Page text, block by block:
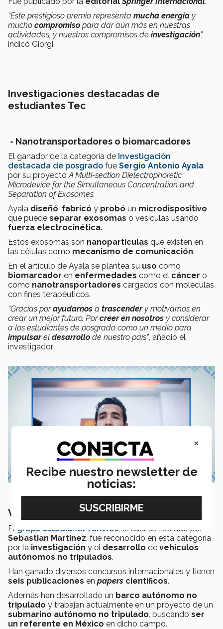
“Este prestigioso premio representa mucha energía y
mucho compromiso para dar aún más en nuestras
actividades, y nuestros compromisos de investigación”,
indicó Giorgi.
Investigaciones destacadas de
estudiantes Tec
- Nanotransportadores o biomarcadores
El ganador de la categoría de Investigación
destacada de posgrado fue Sergio Antonio Ayala
por su proyecto A Multi-section Dielectrophoretic
Microdevice for the Simultaneous Concentration and
Separation of Exosomes.
Ayala diseñó fabricó y probó un microdispositivo
que puede separar exosomas o vesículas usando
fuerza electrocinética.
Estos exosomas son nanopartículas que existen en
las células como mecanismo de comunicación.
En el artículo de Ayala se plantea su uso como
biomarcador en enfermedades como el cáncer o
como nanotransportadores cargados con moléculas
con fines terapéuticos.
“Gracias porayudarnos a trascender y motivarnos en
crear un mejor futuro. Porcreer en nosotros y considerar
a los estudiantes de posgrado como un medio para
impulsarel desarrollo de nuestro país”, añadió el
investigador.
Vehículos autónomos no tripulados
El grupo estudiantil VantTec el cual es liderado por
Sebastian Martínez , fue reconocido en esta categoría
por la investigación y el desarrollo de vehículos
autónomos no tripulados.
Han ganado diversos concursos internacionales y tienen
seis publicaciones en papers científicos.
Además han desarrollado un barco autónomo no
tripulado y trabajan actualmente en un proyecto de un
submarino autónomo no tripulado , buscando ser
un referente en México en dicho campo.
×
Recibe nuestro newsletter de
noticias: